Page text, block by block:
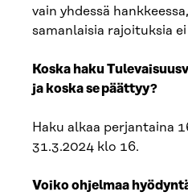
vain yhdessä
samanlaisia rajoituksia ei
Koska haku
ja koska se päättyy?​
Haku alkaa perjantaina
31.3.2024 klo 16.
Voiko ohjelmaa